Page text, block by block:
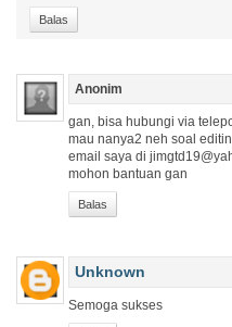
Balas
Anonim
gan, bisa hubungi via
mau nanya2 neh soal
email saya di
mohon bantuan gan
Balas
Unknown
Semoga sukses